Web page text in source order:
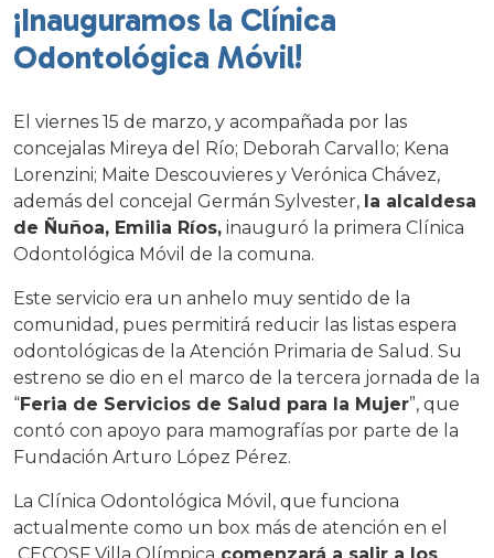
¡Inauguramos la Clínica
Odontológica Móvil!
El viernes 15 de marzo, y acompañada por las
concejalas Mireya del Río; Deborah Carvallo; Kena
Lorenzini; Maite Descouvieres y Verónica Chávez,
además del concejal Germán Sylvester, la alcaldesa
de Ñuñoa, Emilia Ríos, inauguró la primera Clínica
Odontológica Móvil de la comuna.
Este servicio era un anhelo muy sentido de la
comunidad, pues permitirá reducir las listas espera
odontológicas de la Atención Primaria de Salud. Su
estreno se dio en el marco de la tercera jornada de la
“Feria de Servicios de Salud para la Mujer”, que
contó con apoyo para mamografías por parte de la
Fundación Arturo López Pérez.
La Clínica Odontológica Móvil, que funciona
actualmente como un box más de atención en el